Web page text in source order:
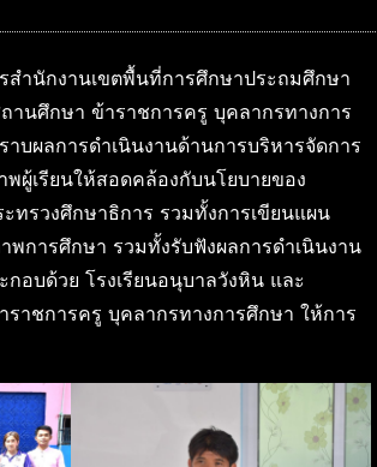
ำนักงานเขตพื้นที่การศึกษาประถมศึกษา
ถานศึกษา ข้าราชการครู บุคลากรทางการ
บผลการดำเนินงานด้านการบริหารจัดการ
เรียนให้สอดคล้องกับนโยบายของ
รวงศึกษาธิการ รวมทั้งการเขียนแผน
การศึกษา รวมทั้งรับฟังผลการดำเนินงาน
บด้วย โรงเรียนอนุบาลวังหิน และ
าชการครู บุคลากรทางการศึกษา ให้การ